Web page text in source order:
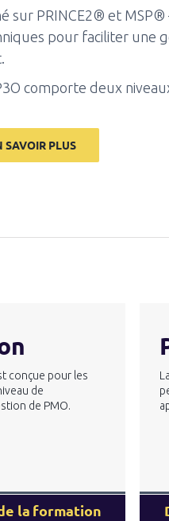
sur PRINCE2® et
pour faciliter une
comporte deux
SAVOIR PLUS
conçue pour les
de
de PMO.
la formation